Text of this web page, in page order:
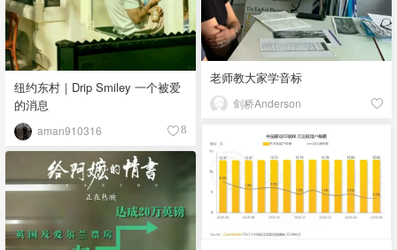
纽约东村｜Drip Smiley 一个被爱
的消息
aman910316 8
老师教大家学音标
剑桥Anderson